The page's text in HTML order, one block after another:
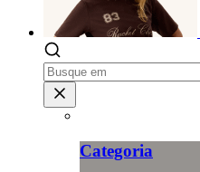
Categoria